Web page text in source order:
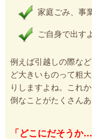
家庭ごみ、事
ご自身で出す
例えば引越しの際な
ど大きいものって粗
りしますよね。これ
倒なことがたくさんあ
「どこにだそうか…